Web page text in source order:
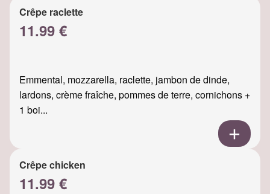
Crêpe raclette
11.99 €
Emmental, mozzarella, raclette, jambon de dinde,
lardons, crème fraîche, pommes de terre, cornichons +
1 boi...
Crêpe chicken
11.99 €